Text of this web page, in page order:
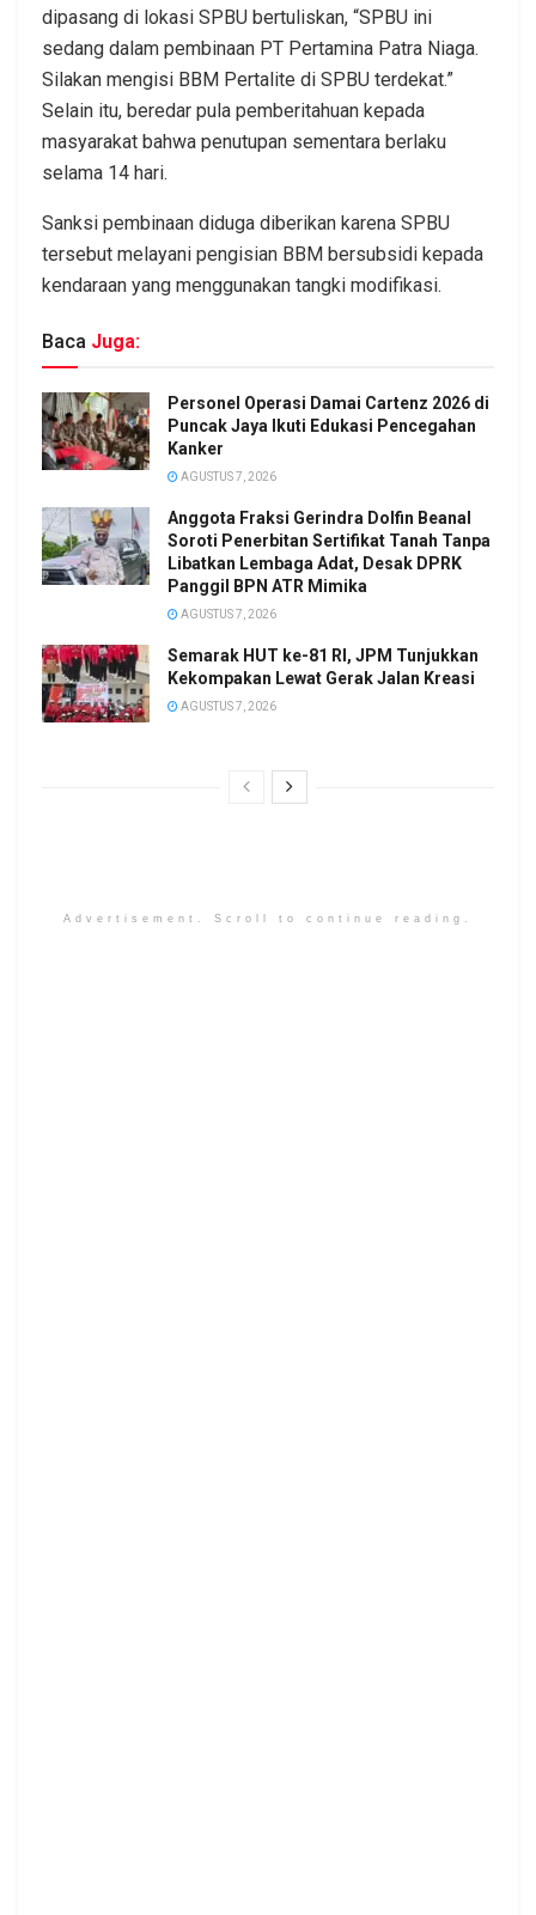
dipasang di lokasi SPBU bertuliskan, “SPBU ini
sedang dalam pembinaan PT Pertamina Patra Niaga.
Silakan mengisi BBM Pertalite di SPBU terdekat.”
Selain itu, beredar pula pemberitahuan kepada
masyarakat bahwa penutupan sementara berlaku
selama 14 hari.
Sanksi pembinaan diduga diberikan karena SPBU
tersebut melayani pengisian BBM bersubsidi kepada
kendaraan yang menggunakan tangki modifikasi.
Baca Juga:
Personel Operasi Damai Cartenz 2026 di
Puncak Jaya Ikuti Edukasi Pencegahan
Kanker
AGUSTUS 7, 2026
Anggota Fraksi Gerindra Dolfin Beanal
Soroti Penerbitan Sertifikat Tanah Tanpa
Libatkan Lembaga Adat, Desak DPRK
Panggil BPN ATR Mimika
AGUSTUS 7, 2026
Semarak HUT ke-81 RI, JPM Tunjukkan
Kekompakan Lewat Gerak Jalan Kreasi
AGUSTUS 7, 2026
Advertisement. Scroll to continue reading.